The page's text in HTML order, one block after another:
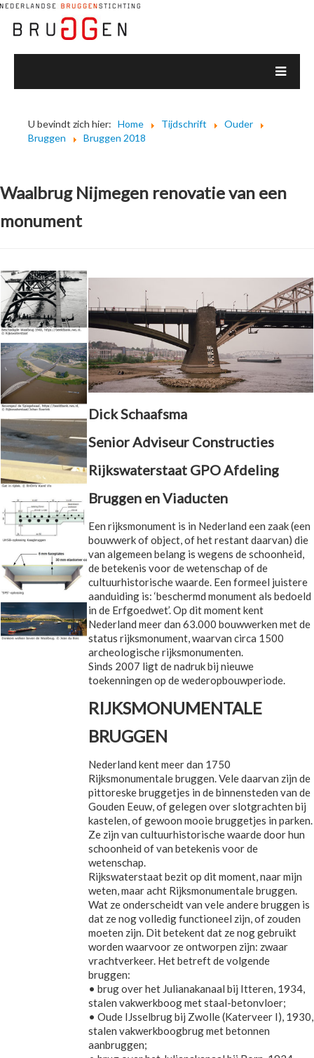
U bevindt zich hier: Home Tijdschrift
Ouder
Bruggen
Bruggen 2018
Waalbrug Nijmegen renovatie van een
monument
Dick Schaafsma
Senior Adviseur Constructies
Rijkswaterstaat GPO Afdeling
Bruggen en Viaducten
Een rijksmonument is in Nederland een zaak (een
bouwwerk of object, of het restant daarvan) die
van algemeen belang is wegens de schoonheid,
de betekenis voor de wetenschap of de
cultuurhistorische waarde. Een formeel juistere
aanduiding is: ‘beschermd monument als bedoeld
in de Erfgoedwet’. Op dit moment kent
Nederland meer dan 63.000 bouwwerken met de
status rijksmonument, waarvan circa 1500
archeologische rijksmonumenten.
Sinds 2007 ligt de nadruk bij nieuwe
toekenningen op de wederopbouwperiode.
RIJKSMONUMENTALE
BRUGGEN
Nederland kent meer dan 1750
Rijksmonumentale bruggen. Vele daarvan zijn de
pittoreske bruggetjes in de binnensteden van de
Gouden Eeuw, of gelegen over slotgrachten bij
kastelen, of gewoon mooie bruggetjes in parken.
Ze zijn van cultuurhistorische waarde door hun
schoonheid of van betekenis voor de
wetenschap.
Rijkswaterstaat bezit op dit moment, naar mijn
weten, maar acht Rijksmonumentale bruggen.
Wat ze onderscheidt van vele andere bruggen is
dat ze nog volledig functioneel zijn, of zouden
moeten zijn. Dit betekent dat ze nog gebruikt
worden waarvoor ze ontworpen zijn: zwaar
vrachtverkeer. Het betreft de volgende
bruggen:
• brug over het Julianakanaal bij Itteren, 1934,
stalen vakwerkboog met staal-betonvloer;
• Oude IJsselbrug bij Zwolle (Katerveer I), 1930,
stalen vakwerkboogbrug met betonnen
aanbruggen;